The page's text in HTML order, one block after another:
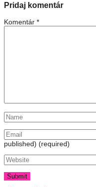
Pridaj komentár
Komentár *
published) (required)